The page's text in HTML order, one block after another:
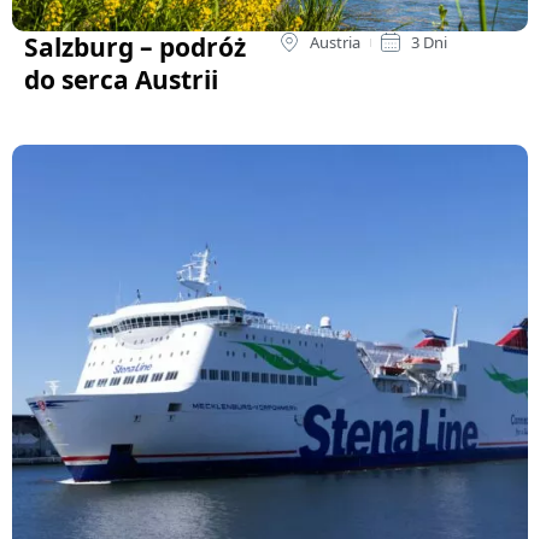
Salzburg – podróż
do serca Austrii
Austria 3 Dni